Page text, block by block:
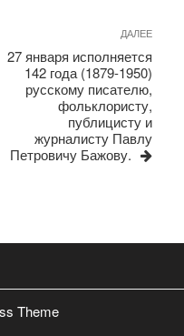
ДАЛЕЕ
27 января исполняется
142 года (1879-1950)
русскому писателю,
фольклористу,
публицисту и
журналисту Павлу
Петровичу Бажову.
Theme